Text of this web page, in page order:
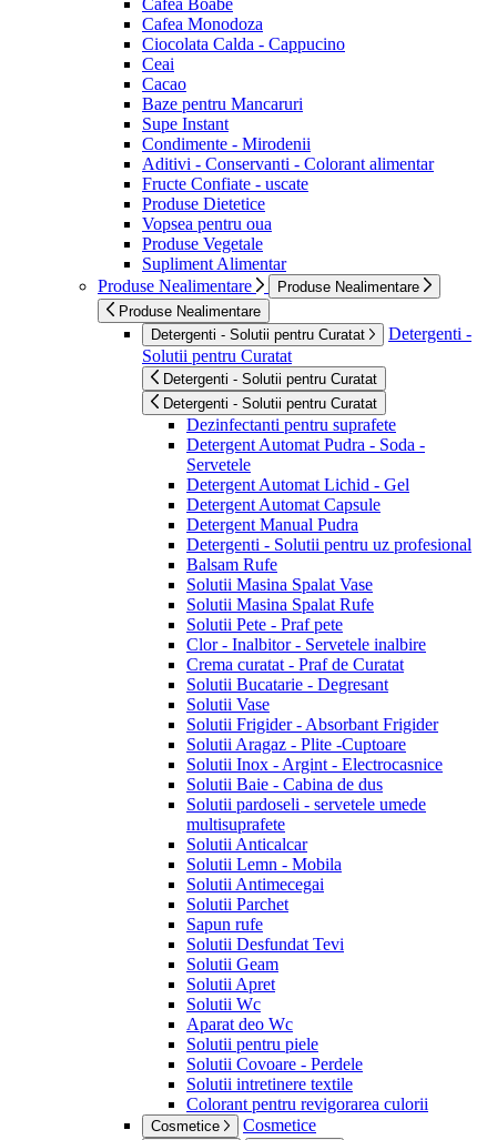
Cafea Monodoza
Ciocolata Calda - Cappucino
Ceai
Cacao
Baze pentru Mancaruri
Supe Instant
Condimente - Mirodenii
Aditivi - Conservanti - Colorant alimentar
Fructe Confiate - uscate
Produse Dietetice
Vopsea pentru oua
Produse Vegetale
Supliment Alimentar
Produse Nealimentare
Produse Nealimentare
Produse Nealimentare
Detergenti - Solutii pentru Curatat
Detergenti -
Solutii pentru Curatat
Detergenti - Solutii pentru Curatat
Detergenti - Solutii pentru Curatat
Dezinfectanti pentru suprafete
Detergent Automat Pudra - Soda -
Servetele
Detergent Automat Lichid - Gel
Detergent Automat Capsule
Detergent Manual Pudra
Detergenti - Solutii pentru uz profesional
Balsam Rufe
Solutii Masina Spalat Vase
Solutii Masina Spalat Rufe
Solutii Pete - Praf pete
Clor - Inalbitor - Servetele inalbire
Crema curatat - Praf de Curatat
Solutii Bucatarie - Degresant
Solutii Vase
Solutii Frigider - Absorbant Frigider
Solutii Aragaz - Plite -Cuptoare
Solutii Inox - Argint - Electrocasnice
Solutii Baie - Cabina de dus
Solutii pardoseli - servetele umede
multisuprafete
Solutii Anticalcar
Solutii Lemn - Mobila
Solutii Antimecegai
Solutii Parchet
Sapun rufe
Solutii Desfundat Tevi
Solutii Geam
Solutii Apret
Solutii Wc
Aparat deo Wc
Solutii pentru piele
Solutii Covoare - Perdele
Solutii intretinere textile
Colorant pentru revigorarea culorii
Cosmetice Cosmetice